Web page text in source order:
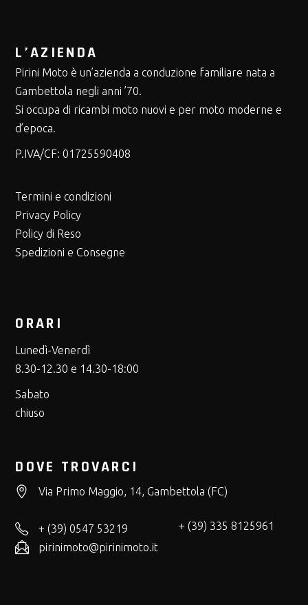
L’AZIENDA
Pirini Moto è un’azienda a conduzione familiare nata a
Gambettola negli anni ’70.
Si occupa di ricambi moto nuovi e per moto moderne e
d’epoca.
P.IVA/CF:01725590408
Termini e condizioni
Privacy Policy
Policy di Reso
Spedizioni e Consegne
ORARI
Lunedì-Venerdì
8.30-12.30 e 14.30-18:00
Sabato
chiuso
DOVE TROVARCI
Via Primo Maggio, 14, Gambettola (FC)
+ (39) 0547 53219
+ (39) 335 8125961
pirinimoto@pirinimoto.it